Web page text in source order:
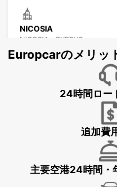
NICOSIA
NICOSIA - CYPRUS
PAPHOS SERVICE
PAPHOS AIRPORT
Europcarのメリッ
24時間ロー
追加費
主要空港24時間・